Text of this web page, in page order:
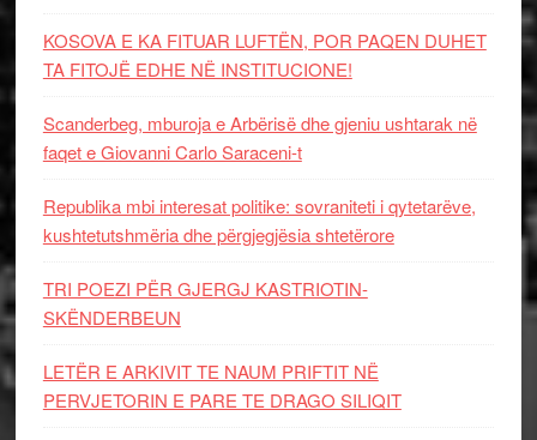
KOSOVA E KA FITUAR LUFTËN, POR PAQEN DUHET
TA FITOJË EDHE NË INSTITUCIONE!
Scanderbeg, mburoja e Arbërisë dhe gjeniu ushtarak në
faqet e Giovanni Carlo Saraceni-t
Republika mbi interesat politike: sovraniteti i qytetarëve,
kushtetutshmëria dhe përgjegjësia shtetërore
TRI POEZI PËR GJERGJ KASTRIOTIN-
SKËNDERBEUN
LETËR E ARKIVIT TE NAUM PRIFTIT NË
PERVJETORIN E PARE TE DRAGO SILIQIT